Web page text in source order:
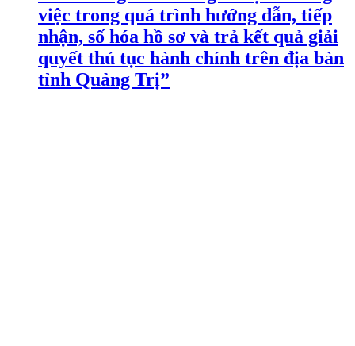
việc trong quá trình hướng dẫn, tiếp
nhận, số hóa hồ sơ và trả kết quả giải
quyết thủ tục hành chính trên địa bàn
tỉnh Quảng Trị”